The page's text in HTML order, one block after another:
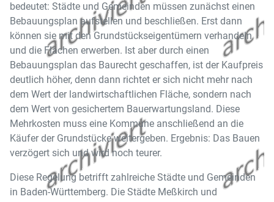
bedeutet: Städte und Gemeinden müssen zunächst einen
Bebauungsplan aufstellen und beschließen. Erst dann
können sie mit den Grundstückseigentümern verhandeln
und die Flächen erwerben. Ist aber durch einen
Bebauungsplan das Baurecht geschaffen, ist der Kaufpreis
deutlich höher, denn dann richtet er sich nicht mehr nach
dem Wert der landwirtschaftlichen Fläche, sondern nach
dem Wert von gesichertem Bauerwartungsland. Diese
Mehrkosten muss eine Kommune anschließend an die
Käufer der Grundstücke weitergeben. Ergebnis: Das Bauen
verzögert sich und wird noch teurer.
Diese Regelung betrifft zahlreiche Städte und Gemeinden
in Baden-Württemberg. Die Städte Meßkirch und